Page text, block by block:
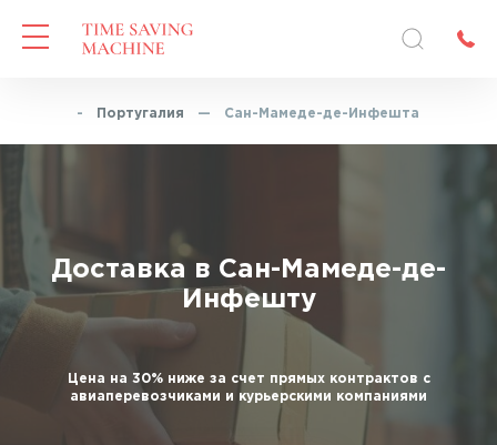
— Португалия — Сан-Мамеде-де-Инфешта
Доставка в Сан-Мамеде-де-
Инфешту
Цена на 30% ниже за счет прямых контрактов с
авиаперевозчиками и курьерскими компаниями